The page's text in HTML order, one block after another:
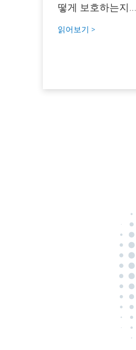
떻게 보호하는지...
읽어보기 >